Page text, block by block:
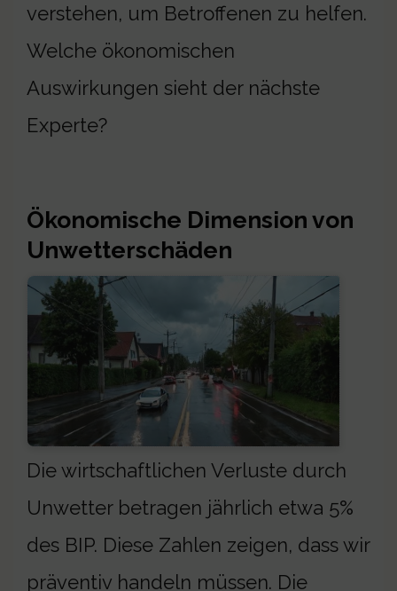
verstehen, um Betroffenen zu helfen.
Welche ökonomischen
Auswirkungen sieht der nächste
Experte?
Ökonomische Dimension von
Unwetterschäden
Die wirtschaftlichen Verluste durch
Unwetter betragen jährlich etwa 5%
des BIP. Diese Zahlen zeigen, dass wir
präventiv handeln müssen. Die